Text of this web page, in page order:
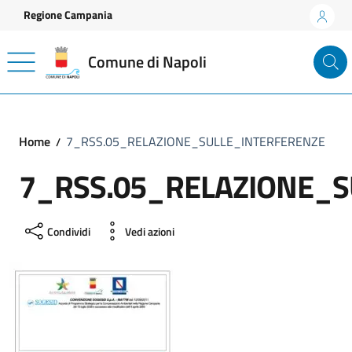
Vai ai contenuti
Vai al footer
Regione Campania
Comune di Napoli
Home 7_RSS.05_RELAZIONE_SULLE_INTERFERENZE
Condividi Vedi azioni